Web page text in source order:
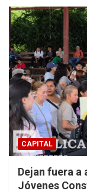
CAPITAL
Dejan fuera
Jóvenes